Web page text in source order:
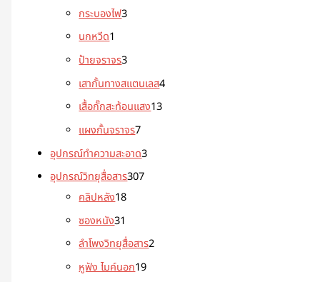
กระบองไฟ3
นกหวีด1
ป้ายจราจร3
เสากั้นทางสแตนเลส4
เสื้อกั๊กสะท้อนแสง13
แผงกั้นจราจร7
อุปกรณ์ทำความสะอาด3
อุปกรณ์วิทยุสื่อสาร307
คลิปหลัง18
ซองหนัง31
ลำโพงวิทยุสื่อสาร2
หูฟัง ไมค์นอก19